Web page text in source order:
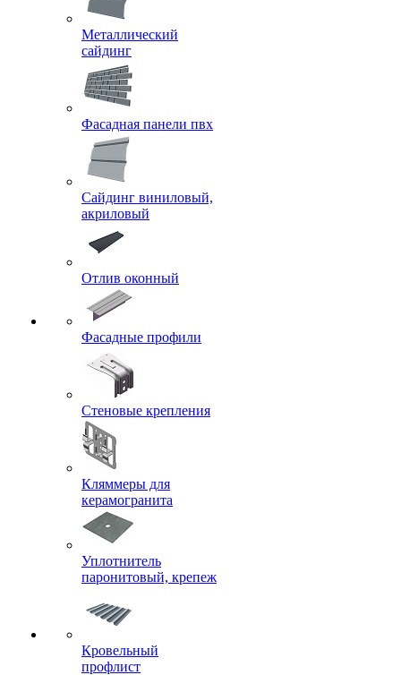
Металлический
сайдинг
Фасадная панели пвх
Сайдинг виниловый,
акриловый
Отлив оконный
Фасадные профили
Стеновые крепления
Кляммеры для
керамогранита
Уплотнитель
паронитовый, крепеж
Кровельный
профлист